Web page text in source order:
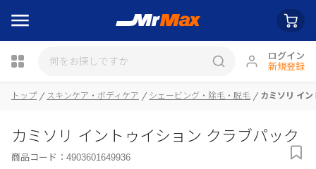
ログイン
新規登録
瓶詰
トップ スキンケア・ボディケア シェービング・除毛・脱毛 カミソリ イ
カミソリ イントゥイション クラブパック
商品コード： 4903601649936